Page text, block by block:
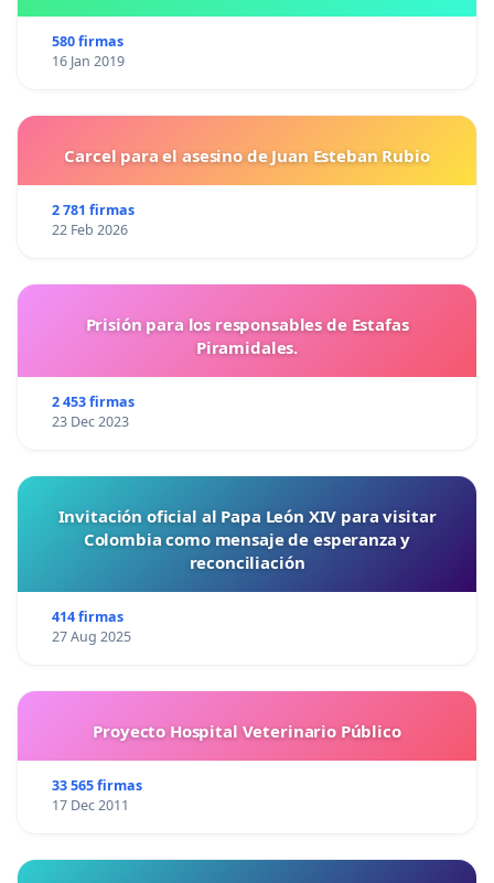
580 firmas
16 Jan 2019
Carcel para el asesino de Juan Esteban Rubio
2 781 firmas
22 Feb 2026
Prisión para los responsables de Estafas
Piramidales.
2 453 firmas
23 Dec 2023
Invitación oficial al Papa León XIV para visitar
Colombia como mensaje de esperanza y
reconciliación
414 firmas
27 Aug 2025
Proyecto Hospital Veterinario Público
33 565 firmas
17 Dec 2011